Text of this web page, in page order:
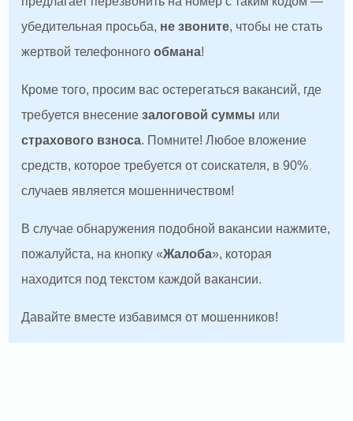
убедительная просьба, не звоните, чтобы не стать
жертвой телефонногообмана!
Кроме того, просим вас остерегаться вакансий, где
требуется внесениезалоговой суммы или
страхового взноса. Помните! Любое вложение
средств, которое требуется от соискателя, в 90%
случаев является мошенничеством!
В случае обнаружения подобной вакансии нажмите,
пожалуйста, на кнопку «Жалоба», которая
находится под текстом каждой вакансии.
Давайте вместе избавимся от мошенников!